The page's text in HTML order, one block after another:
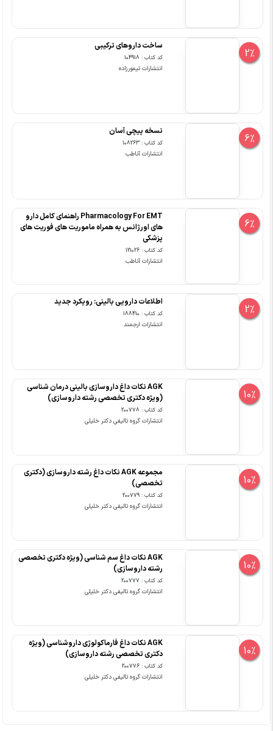
2%
ساخت داروهای ترکیبی
کد کتاب : 104918
انتشارات تیمورزاده
6%
نسخه پیچی آسان
کد کتاب : 108263
انتشارات آناطب
6%
Pharmacology For EMT راهنمای کامل دارو
های اورژانس به همراه ماموریت های فوریت های
پزشکی
کد کتاب : 121026
انتشارات آناطب
2%
اطلاعات دارویی بالینی: رویکرد جدید
کد کتاب : 188410
انتشارات ارجمند
10%
AGK نکات داغ داروسازی بالینی درمان شناسی
(ویژه دکتری تخصصی رشته داروسازی)
کد کتاب : 200778
انتشارات گروه تالیفی دکتر خلیلی
10%
مجموعه AGK نکات داغ رشته داروسازی (دکتری
تخصصی)
کد کتاب : 200779
انتشارات گروه تالیفی دکتر خلیلی
10%
AGK نکات داغ سم شناسی (ویژه دکتری تخصصی
رشته داروسازی)
کد کتاب : 200777
انتشارات گروه تالیفی دکتر خلیلی
10%
AGK نکات داغ فارماکولوژی داروشناسی (ویژه
دکتری تخصصی رشته داروسازی)
کد کتاب : 200776
انتشارات گروه تالیفی دکتر خلیلی